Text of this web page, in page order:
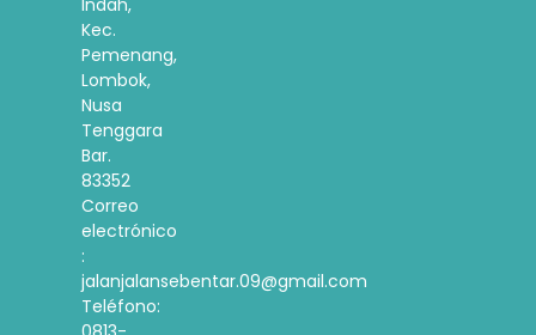
Indah,
Kec.
Pemenang,
Lombok,
Nusa
Tenggara
Bar.
83352
Correo
electrónico
:
jalanjalansebentar.09@gmail.com
Teléfono: